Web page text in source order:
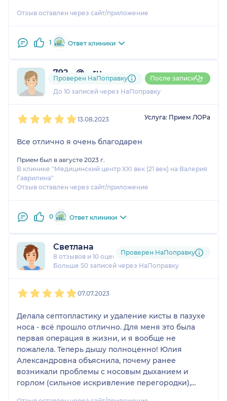
человек!!!
Отзыв оставлен через сайт/приложение
1 Ответ клиники
792....@....ru
3 отзыва
До 10 записей через НаПоправку
Проверен НаПоправку После записи
13.08.2023 Услуга: Прием ЛОРа
Все отлично я очень благодарен
Прием был в августе 2023 г.
В клинике "Медицинский центр XXI век (21 век) на Валерия
Гаврилина"
Отзыв оставлен через сайт/приложение
0 Ответ клиники
Светлана
8 отзывов и 10 оценок
Больше 50 записей через НаПоправку
Проверен НаПоправку
07.07.2023
Делала септопластику и удаление кисты в пазухе
носа - всё прошло отлично. Для меня это была
первая операция в жизни, и я вообще не
пожалела. Теперь дышу полноценно! Юлия
Александровна объяснила, почему ранее
возникали проблемы с носовым дыханием и
горлом (сильное искривление перегородки),